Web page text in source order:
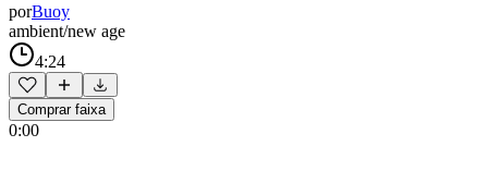
porBuoy
ambient/new age
4:24
Comprar faixa
0:00